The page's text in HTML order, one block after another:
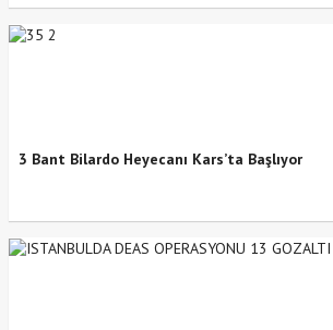
3 Bant Bilardo Heyecanı Kars’ta Başlıyor